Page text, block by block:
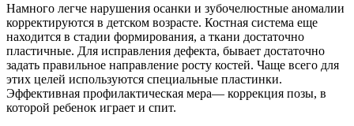
Намного легче нарушения осанки и зубочелюстные аномалии
корректируются в детском возрасте. Костная система еще
находится в стадии формирования, а ткани достаточно
пластичные. Для исправления дефекта, бывает достаточно
задать правильное направление росту костей. Чаще всего для
этих целей используются специальные пластинки.
Эффективная профилактическая мера— коррекция позы, в
которой ребенок играет и спит.